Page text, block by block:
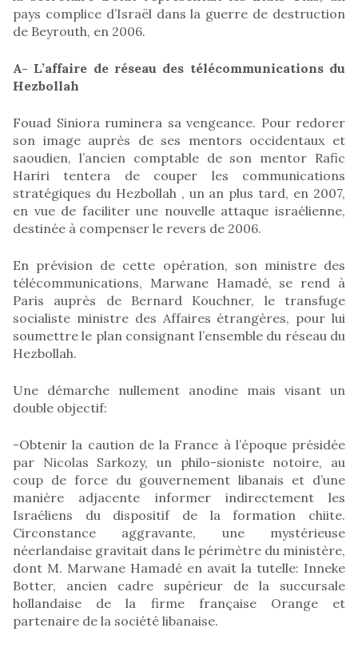
pays complice d’Israël dans la guerre de destruction
de Beyrouth, en 2006.
A- L’affaire de réseau des télécommunications du
Hezbollah
Fouad Siniora ruminera sa vengeance. Pour redorer
son image auprès de ses mentors occidentaux et
saoudien, l’ancien comptable de son mentor Rafic
Hariri tentera de couper les communications
stratégiques du Hezbollah , un an plus tard, en 2007,
en vue de faciliter une nouvelle attaque israélienne,
destinée à compenser le revers de 2006.
En prévision de cette opération, son ministre des
télécommunications, Marwane Hamadé, se rend à
Paris auprès de Bernard Kouchner, le transfuge
socialiste ministre des Affaires étrangères, pour lui
soumettre le plan consignant l’ensemble du réseau du
Hezbollah.
Une démarche nullement anodine mais visant un
double objectif:
-Obtenir la caution de la France à l’époque présidée
par Nicolas Sarkozy, un philo-sioniste notoire, au
coup de force du gouvernement libanais et d’une
manière adjacente informer indirectement les
Israéliens du dispositif de la formation chiite.
Circonstance aggravante, une mystérieuse
néerlandaise gravitait dans le périmètre du ministère,
dont M. Marwane Hamadé en avait la tutelle: Inneke
Botter, ancien cadre supérieur de la succursale
hollandaise de la firme française Orange et
partenaire de la société libanaise.